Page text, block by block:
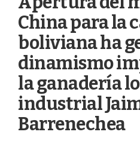
China para la
boliviana ha
dinamismo
la ganadería
industrial
Barrenechea